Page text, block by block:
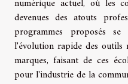
numérique actuel, où les
devenues des atouts
programmes proposés
l'évolution rapide des outils
marques, faisant de ces
pour l'industrie de la